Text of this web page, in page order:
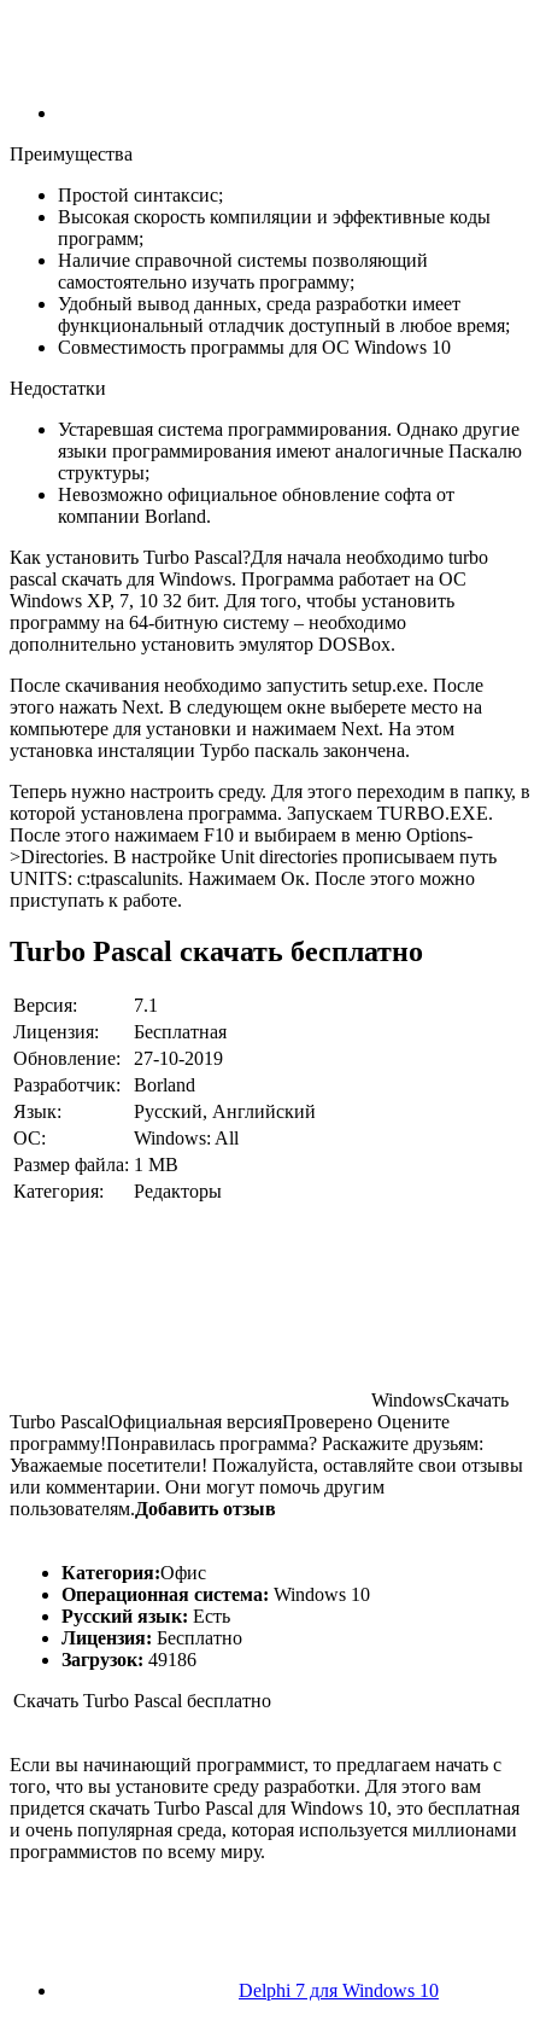
Преимущества
Простой синтаксис;
Высокая скорость компиляции и эффективные коды
программ;
Наличие справочной системы позволяющий
самостоятельно изучать программу;
Удобный вывод данных, среда разработки имеет
функциональный отладчик доступный в любое время;
Совместимость программы для ОС Windows 10
Недостатки
Устаревшая система программирования. Однако другие
языки программирования имеют аналогичные Паскалю
структуры;
Невозможно официальное обновление софта от
компании Borland.
Как установить Turbo Pascal?Для начала необходимо turbo
pascal скачать для Windows. Программа работает на ОС
Windows XP, 7, 10 32 бит. Для того, чтобы установить
программу на 64-битную систему – необходимо
дополнительно установить эмулятор DOSBox.
После скачивания необходимо запустить setup.exe. После
этого нажать Next. В следующем окне выберете место на
компьютере для установки и нажимаем Next. На этом
установка инсталяции Турбо паскаль закончена.
Теперь нужно настроить среду. Для этого переходим в папку, в
которой установлена программа. Запускаем TURBO.EXE.
После этого нажимаем F10 и выбираем в меню Options-
>Directories. В настройке Unit directories прописываем путь
UNITS: c:tpascalunits. Нажимаем Ок. После этого можно
приступать к работе.
Turbo Pascal скачать бесплатно
Версия:
7.1
Лицензия:
Бесплатная
Обновление:
27-10-2019
Разработчик:
Borland
Язык:
Русский, Английский
ОС:
Windows: All
Размер файла: 1 MB
Категория:
Редакторы
WindowsСкачать
Turbo PascalОфициальная версияПроверено Оцените
программу!Понравилась программа? Раскажите друзьям:
Уважаемые посетители! Пожалуйста, оставляйте свои отзывы
или комментарии. Они могут помочь другим
пользователям.Добавить отзыв
Категория:Офис
Операционная система: Windows 10
Русский язык: Есть
Лицензия: Бесплатно
Загрузок: 49186
Скачать Turbo Pascal бесплатно
Если вы начинающий программист, то предлагаем начать с
того, что вы установите среду разработки. Для этого вам
придется скачать Turbo Pascal для Windows 10, это бесплатная
и очень популярная среда, которая используется миллионами
программистов по всему миру.
Delphi 7 для Windows 10